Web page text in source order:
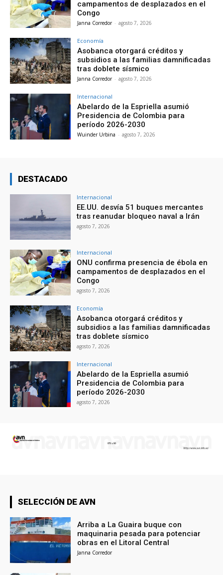
campamentos de desplazados en el
Congo
Janna Corredor - agosto 7, 2026
Economía
Asobanca otorgará créditos y
subsidios a las familias damnificadas
tras doblete sísmico
Janna Corredor - agosto 7, 2026
Internacional
Abelardo de la Espriella asumió
Presidencia de Colombia para
período 2026-2030
Wuinder Urbina - agosto 7, 2026
DESTACADO
Internacional
EE.UU. desvía 51 buques mercantes
tras reanudar bloqueo naval a Irán
agosto 7, 2026
Internacional
ONU confirma presencia de ébola en
campamentos de desplazados en el
Congo
agosto 7, 2026
Economía
Asobanca otorgará créditos y
subsidios a las familias damnificadas
tras doblete sísmico
agosto 7, 2026
Internacional
Abelardo de la Espriella asumió
Presidencia de Colombia para
período 2026-2030
agosto 7, 2026
SELECCIÓN DE AVN
Arriba a La Guaira buque con
maquinaria pesada para potenciar
obras en el Litoral Central
Janna Corredor